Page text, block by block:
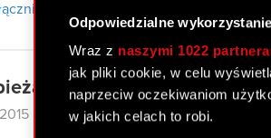
Odpowiedzialne
Wraz z naszymi 1022
jak pliki cookie, w celu
naprzeciw oczekiwaniom
w jakich celach to robi.
- zawiadomienie o rozwiązaniu
nr 1/2015